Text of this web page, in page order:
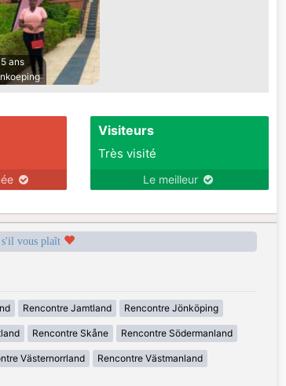
ans
Visiteurs
Très visité
Le meilleur
vous plaît
Rencontre Jamtland Rencontre Jönköping
Rencontre Skåne Rencontre Södermanland
Västernorrland Rencontre Västmanland